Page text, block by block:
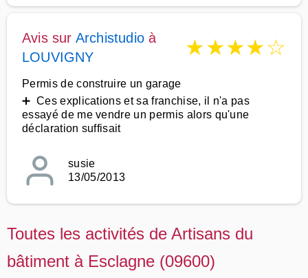
Avis sur Archistudio à
LOUVIGNY
★★★★☆
Permis de construire un garage
➕ Ces explications et sa franchise, il n'a pas
essayé de me vendre un permis alors qu'une
déclaration suffisait
susie
13/05/2013
Toutes les activités de Artisans du
bâtiment à Esclagne (09600)